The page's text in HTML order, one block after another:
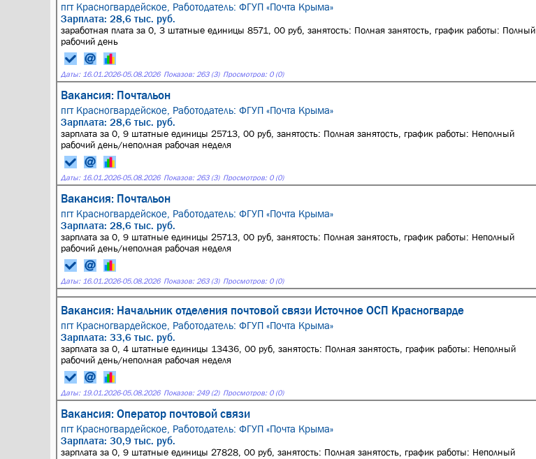
пгт Красногвардейское, Работодатель: ФГУП «Почта Крыма»
Зарплата: 28,6 тыс. руб.
заработная плата за 0, 3 штатные единицы 8571, 00 руб, занятость: Полная занятость, график работы: Полный
рабочий день
Даты: 16.01.2026-05.08.2026 Показов: 263 (3) Просмотров: 0 (0)
Вакансия: Почтальон
пгт Красногвардейское, Работодатель: ФГУП «Почта Крыма»
Зарплата: 28,6 тыс. руб.
зарплата за 0, 9 штатные единицы 25713, 00 руб, занятость: Полная занятость, график работы: Неполный
рабочий день/неполная рабочая неделя
Даты: 16.01.2026-05.08.2026 Показов: 263 (3) Просмотров: 0 (0)
Вакансия: Почтальон
пгт Красногвардейское, Работодатель: ФГУП «Почта Крыма»
Зарплата: 28,6 тыс. руб.
зарплата за 0, 9 штатные единицы 25713, 00 руб, занятость: Полная занятость, график работы: Неполный
рабочий день/неполная рабочая неделя
Даты: 16.01.2026-05.08.2026 Показов: 263 (3) Просмотров: 0 (0)
Вакансия: Начальник отделения почтовой связи Источное ОСП Красногварде
пгт Красногвардейское, Работодатель: ФГУП «Почта Крыма»
Зарплата: 33,6 тыс. руб.
зарплата за 0, 4 штатные единицы 13436, 00 руб, занятость: Полная занятость, график работы: Неполный
рабочий день/неполная рабочая неделя
Даты: 19.01.2026-05.08.2026 Показов: 249 (2) Просмотров: 0 (0)
Вакансия: Оператор почтовой связи
пгт Красногвардейское, Работодатель: ФГУП «Почта Крыма»
Зарплата: 30,9 тыс. руб.
зарплата за 0, 9 штатные единицы 27828, 00 руб, занятость: Полная занятость, график работы: Неполный